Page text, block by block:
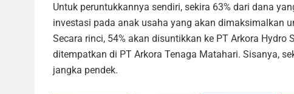
Untuk peruntukkannya sendiri, sekira 63% dari dana
investasi pada anak usaha yang akan dimaksimalkan
Secara rinci, 54% akan disuntikkan ke PT Arkora Hydro
ditempatkan di PT Arkora Tenaga Matahari. Sisanya,
jangka pendek.